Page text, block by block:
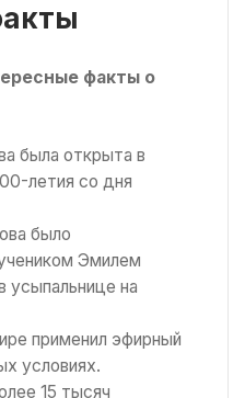
факты о
была открыта в
летия со дня
было
Эмилем
усыпальнице на
применил эфирный
условиях.
15 тысяч